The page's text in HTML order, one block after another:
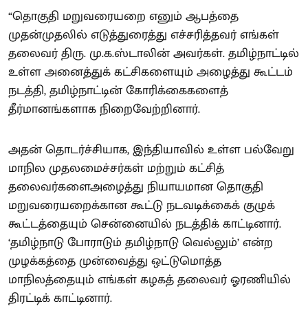
“தொகுதி மறுவரையறை எனும் ஆபத்தை
முதன்முதலில் எடுத்துரைத்து எச்சரித்தவர் எங்கள்
தலைவர் திரு. மு.க.ஸ்டாலின் அவர்கள். தமிழ்நாட்டில்
உள்ள அனைத்துக் கட்சிகளையும் அழைத்து கூட்டம்
நடத்தி, தமிழ்நாட்டின் கோரிக்கைகளைத்
தீர்மானங்களாக நிறைவேற்றினார்.
அதன் தொடர்ச்சியாக, இந்தியாவில் உள்ள பல்வேறு
மாநில முதலமைச்சர்கள் மற்றும் கட்சித்
தலைவர்களைஅழைத்து நியாயமான தொகுதி
மறுவரையறைக்கான கூட்டு நடவடிக்கைக் குழுக்
கூட்டத்தையும் சென்னையில் நடத்திக் காட்டினார்.
‘தமிழ்நாடு போராடும் தமிழ்நாடு வெல்லும்’ என்ற
முழக்கத்தை முன்வைத்து ஒட்டுமொத்த
மாநிலத்தையும் எங்கள் கழகத் தலைவர் ஓரணியில்
திரட்டிக் காட்டினார்.